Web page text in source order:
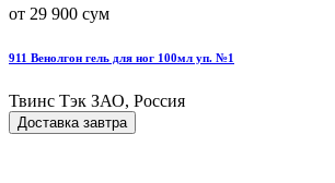
от 29 900 сум
911 Венолгон гель для ног 100мл уп. №1
Твинс Тэк ЗАО, Россия
Доставка завтра